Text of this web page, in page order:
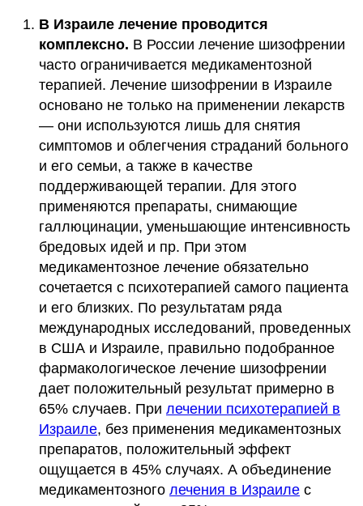
В Израиле лечение проводится
комплексно. В России лечение шизофрении
часто ограничивается медикаментозной
терапией. Лечение шизофрении в Израиле
основано не только на применении лекарств
— они используются лишь для снятия
симптомов и облегчения страданий больного
и его семьи, а также в качестве
поддерживающей терапии. Для этого
применяются препараты, снимающие
галлюцинации, уменьшающие интенсивность
бредовых идей и пр. При этом
медикаментозное лечение обязательно
сочетается с психотерапией самого пациента
и его близких. По результатам ряда
международных исследований, проведенных
в США и Израиле, правильно подобранное
фармакологическое лечение шизофрении
дает положительный результат примерно в
65% случаев. При лечении психотерапией в
Израиле, без применения медикаментозных
препаратов, положительный эффект
ощущается в 45% случаях. А объединение
медикаментозного лечения в Израиле с